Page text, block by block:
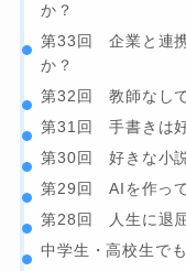
か？
第33回 企業と連
か？
第32回 教師なしで
第31回 手書きは好
第30回 好きな小説
第29回 AIを作っ
第28回 人生に退
中学生・高校生で